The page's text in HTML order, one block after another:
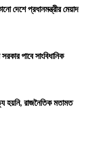
দেশে প্রধানমন্ত্রীর মেয়াদ
পাবে সাংবিধানিক
হয়নি, রাজনৈতিক মতামত